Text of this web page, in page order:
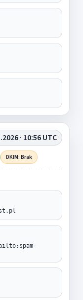
· 10:56 UTC
DKIM: Brak